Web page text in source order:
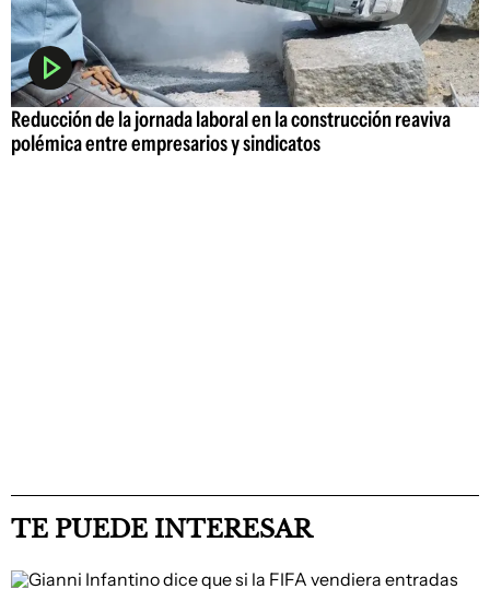
Reducción de la jornada laboral en la construcción reaviva
polémica entre empresarios y sindicatos
TE PUEDE INTERESAR